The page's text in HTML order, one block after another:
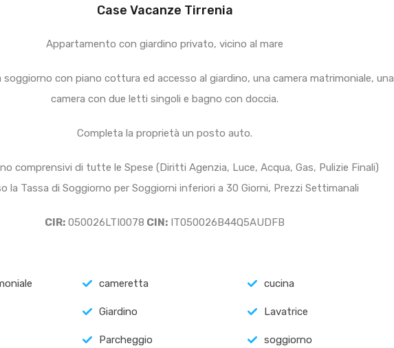
Case Vacanze Tirrenia
Appartamento con giardino privato, vicino al mare
con piano cottura ed accesso al giardino, una camera matrimoniale, una
camera con due letti singoli e bagno con doccia.
Completa la proprietà un posto auto.
comprensivi di tutte le Spese (Diritti Agenzia, Luce, Acqua, Gas, Pulizie Finali)
la Tassa di Soggiorno per Soggiorni inferiori a 30 Giorni, Prezzi Settimanali
CIR: 050026LTI0078 CIN: IT050026B44Q5AUDFB
cameretta cucina
Giardino Lavatrice
Parcheggio soggiorno